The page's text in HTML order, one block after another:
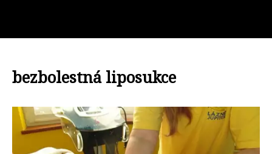
bezbolestná liposukce